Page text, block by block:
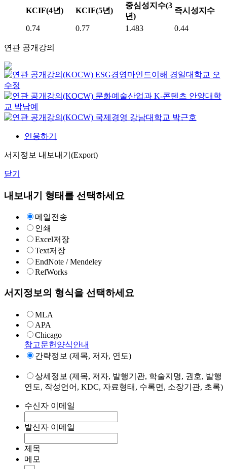
KCIF(4년)
KCIF(5년)
중심성지수(3
년)
즉시성지수
0.74 0.77 1.483 0.44
연관 공개강의
ESG경영마인드이해 경일대학교 오
수정
문화예술산업과 K-콘텐츠 안양대학
교 박남예
국제경영 강남대학교 박근호
인용하기
서지정보 내보내기(Export)
닫기
내보내기 형태를 선택하세요
메일전송
인쇄
Excel저장
Text저장
EndNote / Mendeley
RefWorks
서지정보의 형식을 선택하세요
MLA
APA
Chicago
참고문헌양식안내
간략정보 (제목, 저자, 연도)
상세정보 (제목, 저자, 발행기관, 학술지명, 권호, 발행
연도, 작성언어, KDC, 자료형태, 수록면, 소장기관, 초록)
수신자 이메일
발신자 이메일
제목
메모